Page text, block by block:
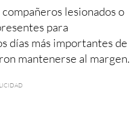
lesionados o
para
días más importantes de
mantenerse al margen.